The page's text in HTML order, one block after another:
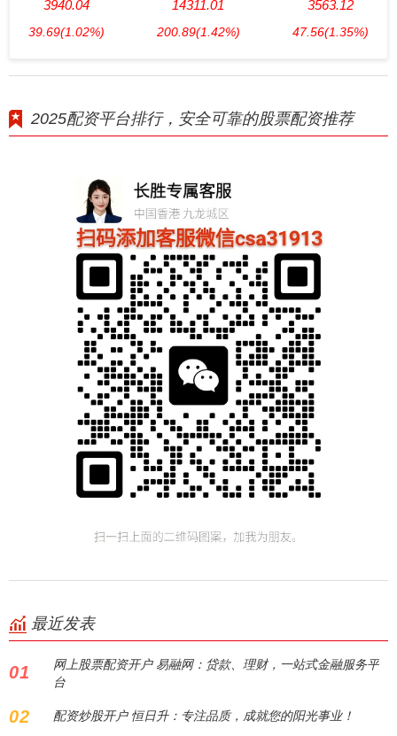
3940.04
39.69(1.02%)
14311.01
200.89(1.42%)
3563.12
47.56(1.35%)
2025配资平台排行，安全可靠的股票配资推荐
最近发表
01
网上股票配资开户 易融网：贷款、理财，一站式金融服务平
台
02 配资炒股开户 恒日升：专注品质，成就您的阳光事业！